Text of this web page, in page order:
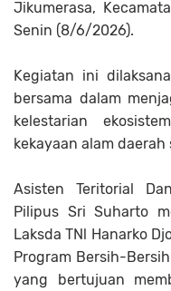
Jikumerasa,
Senin (8/6/2026).
Kegiatan ini
bersama dalam
kelestarian
kekayaan alam daerah
Asisten Teritorial
Pilipus Sri Suharto
Laksda TNl Hanarko
Program Bersih-
yang bertujuan